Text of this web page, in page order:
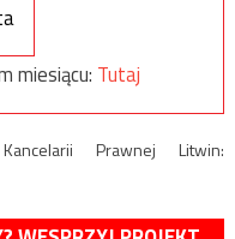
miesiącu: Tutaj
Prawnej Litwin: